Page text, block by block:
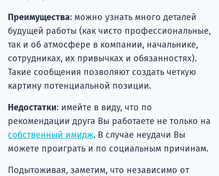
Преимущества: можно узнать много деталей
будущей работы (как чисто профессиональные,
так и об атмосфере в компании, начальнике,
сотрудниках, их привычках и обязанностях).
Такие сообщения позволяют создать четкую
картину потенциальной позиции.
Недостатки: имейте в виду, что по
рекомендации друга Вы работаете не только на
собственный имидж. В случае неудачи Вы
можете проиграть и по социальным причинам.
Подытоживая, заметим, что независимо от